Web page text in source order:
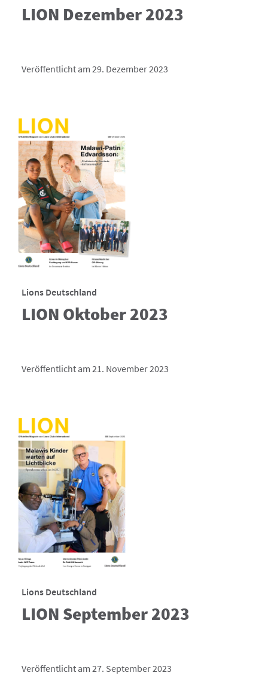
LION Dezember 2023
Veröffentlicht am 29. Dezember 2023
Lions Deutschland
LION Oktober 2023
Veröffentlicht am 21. November 2023
Lions Deutschland
LION September 2023
Veröffentlicht am 27. September 2023